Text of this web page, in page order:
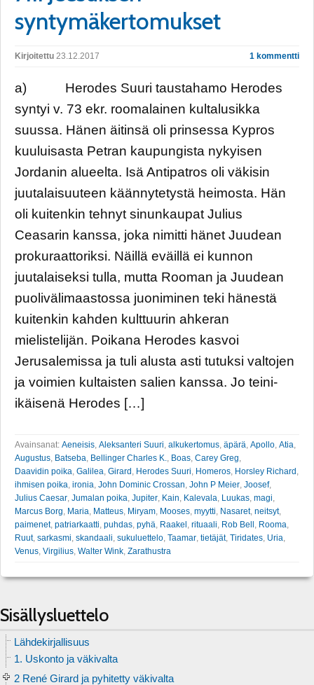
syntymäkertomukset
Kirjoitettu 23.12.2017 1 kommentti
a) Herodes Suuri taustahamo Herodes
syntyi v. 73 ekr. roomalainen kultalusikka
suussa. Hänen äitinsä oli prinsessa Kypros
kuuluisasta Petran kaupungista nykyisen
Jordanin alueelta. Isä Antipatros oli väkisin
juutalaisuuteen käännytetystä heimosta. Hän
oli kuitenkin tehnyt sinunkaupat Julius
Ceasarin kanssa, joka nimitti hänet Juudean
prokuraattoriksi. Näillä eväillä ei kunnon
juutalaiseksi tulla, mutta Rooman ja Juudean
puolivälimaastossa juoniminen teki hänestä
kuitenkin kahden kulttuurin ahkeran
mielistelijän. Poikana Herodes kasvoi
Jerusalemissa ja tuli alusta asti tutuksi valtojen
ja voimien kultaisten salien kanssa. Jo teini-
ikäisenä Herodes […]
Avainsanat: Aeneisis Aleksanteri Suuri alkukertomus äpärä Apollo Atia
Augustus Batseba Bellinger Charles K. Boas Carey Greg
Daavidin poika Galilea Girard Herodes Suuri Homeros Horsley Richard
ihmisen poika ironia John Dominic Crossan John P Meier Joosef,
Julius Caesar Jumalan poika Jupiter Kain Kalevala Luukas magi
Marcus Borg Maria Matteus Miryam Mooses myytti Nasaret, neitsyt,
paimenet, patriarkaatti puhdas pyhä Raakel rituaali Rob Bell Rooma
Ruut, sarkasmi skandaali sukuluettelo Taamar tietäjät, Tiridates Uria
Venus Virgilius Walter Wink Zarathustra
Sisällysluettelo
Lähdekirjallisuus
1. Uskonto ja väkivalta
2 René Girard ja pyhitetty väkivalta